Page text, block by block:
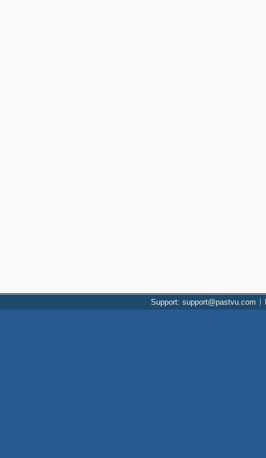
Support: support@pastvu.com